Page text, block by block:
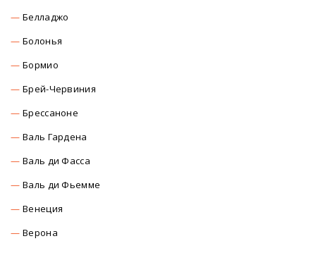
Белладжо
Болонья
Бормио
Брей-Червиния
Брессаноне
Валь Гардена
Валь ди Фасса
Валь ди Фьемме
Венеция
Верона